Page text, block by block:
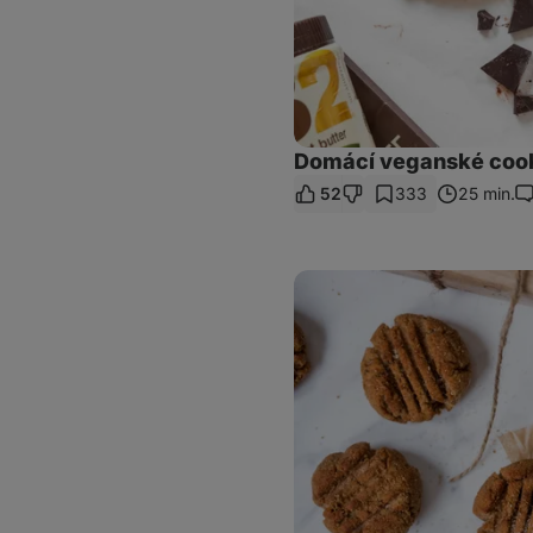
Domácí veganské
52 333 25 min.
Snickerdoodle
sušenky